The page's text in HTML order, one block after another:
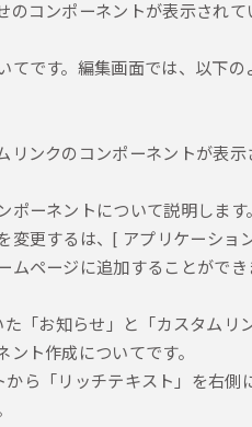
のコンポーネントが表示され
てです。編集画面では、以下
リンクのコンポーネントが表
ポーネントについて説明します
変更するは、[ アプリケーシ
ムページに追加することがで
「お知らせ」と「カスタム
ト作成についてです。
ら「リッチテキスト」を右側